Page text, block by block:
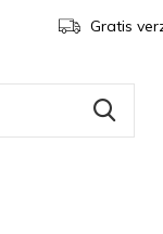
Gratis